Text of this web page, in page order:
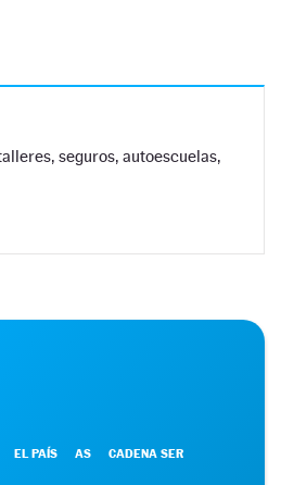
seguros, autoescuelas,
EL PAÍS AS CADENA SER